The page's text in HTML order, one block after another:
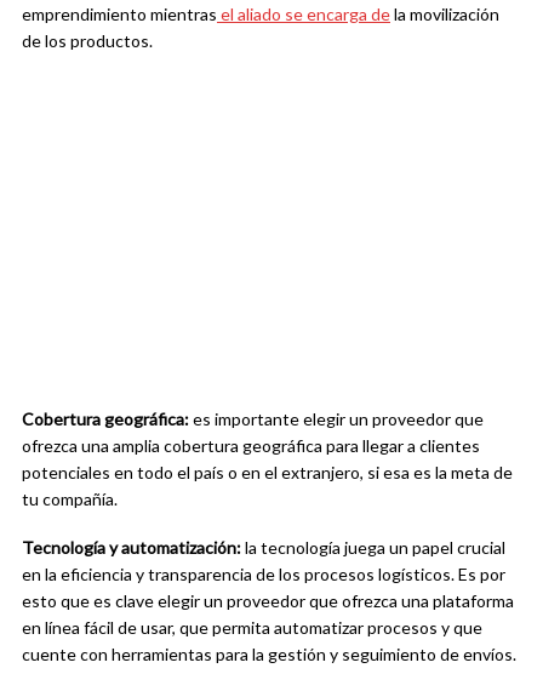
emprendimiento mientras el aliado se encarga dela movilización
de los productos.
Cobertura geográfica:es importante elegir un proveedor que
ofrezca una amplia cobertura geográfica para llegar a clientes
potenciales en todo el país o en el extranjero, si esa es la meta de
tu compañía.
Tecnología y automatización:la tecnología juega un papel crucial
en la eficiencia y transparencia de los procesos logísticos. Es por
esto que es clave elegir un proveedor que ofrezca una plataforma
en línea fácil de usar, que permita automatizar procesos y que
cuente con herramientas para la gestión y seguimiento de envíos.